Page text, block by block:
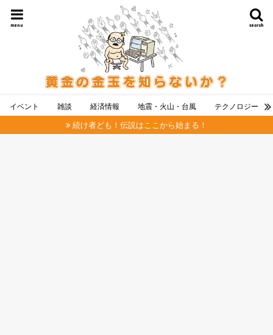
search
menu
イベント 雑談 経済情報 地震・火山・台風 テクノロジー
続け者ども！伝説はここから始まる！